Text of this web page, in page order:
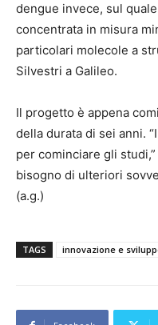
dengue invece, sul
concentrata in misura
particolari molecole a
Silvestri a Galileo.
Il progetto è appena
della durata di sei anni.
per cominciare gli
bisogno di ulteriori
(a.g.)
TAGS innovazione e